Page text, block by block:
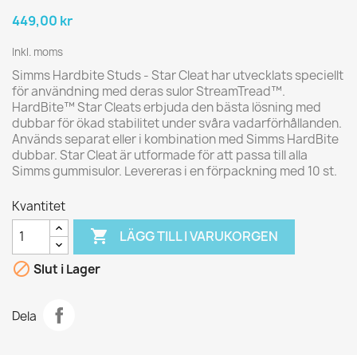
449,00 kr
Inkl. moms
Simms Hardbite Studs - Star Cleat har utvecklats speciellt
för användning med deras sulor StreamTread™.
HardBite™ Star Cleats erbjuda den bästa lösning med
dubbar för ökad stabilitet under svåra vadarförhållanden.
Används separat eller i kombination med Simms HardBite
dubbar. Star Cleat är utformade för att passa till alla
Simms gummisulor. Levereras i en förpackning med 10 st.
Kvantitet
 LÄGG TILL I VARUKORGEN
 Slut i Lager
Dela